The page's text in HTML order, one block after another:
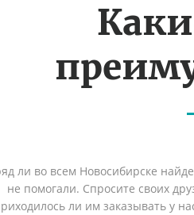
ли во всем Новосибирске
не помогали. Спросите своих
ли им заказывать у